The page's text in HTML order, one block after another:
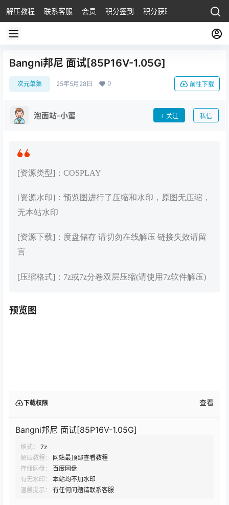
解压教程 联系客服 会员 积分签到 积分获取
Bangni邦尼 面试[85P16V-1.05G]
次元单集 25年5月28日 0 前往下载
泡面站-小蜜 关注 私信
[资源类型]：COSPLAY
[资源水印]：预览图进行了压缩和水印，原图无压缩，
无本站水印
[资源下载]：度盘储存 请切勿在线解压 链接失效请留
言
[压缩格式]：7z或7z分卷双层压缩(请使用7z软件解压)
预览图
下载权限 查看
Bangni邦尼 面试[85P16V-1.05G]
格式：
7z
解压教程：
网站最顶部查看教程
存储网盘：
百度网盘
有无水印：
本站均不加水印
温馨提示：
有任何问题请联系客服